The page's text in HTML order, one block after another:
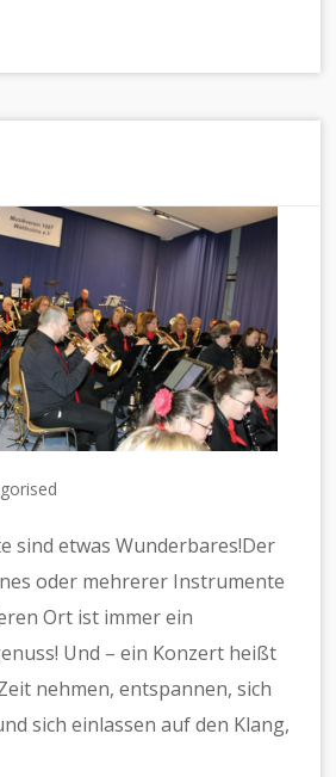
sind etwas Wunderbares!Der
oder mehrerer Instrumente
Ort ist immer ein
Und – ein Konzert heißt
nehmen, entspannen, sich
sich einlassen auf den Klang,